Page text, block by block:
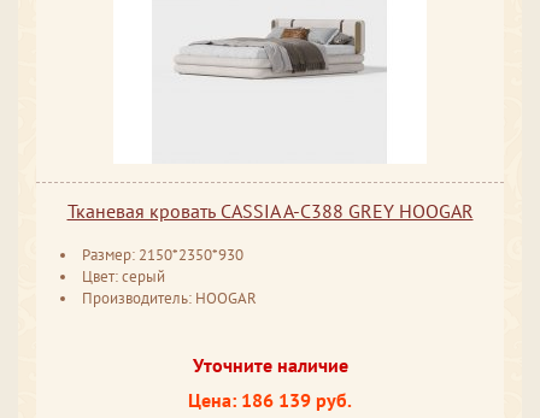
Тканевая кровать CASSIA A-C388 GREY HOOGAR
Размер: 2150*2350*930
Цвет: серый
Производитель: HOOGAR
Уточните наличие
Цена: 186 139 руб.